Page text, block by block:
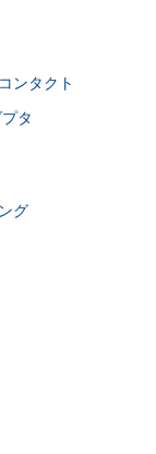
ンタクト
タ
グ